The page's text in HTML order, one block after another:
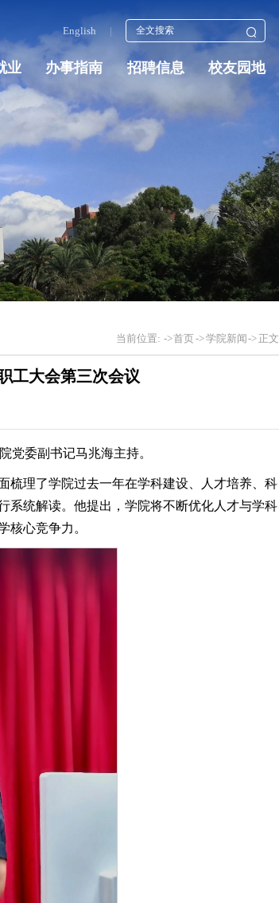
English |
业 办事指南 招聘信息 校友园地
当前位置: ->首页->学院新闻-> 正文
工大会第三次会议
党委副书记马兆海主持。
梳理了学院过去一年在学科建设、人才培养、科
系统解读。他提出，学院将不断优化人才与学科
核心竞争力。